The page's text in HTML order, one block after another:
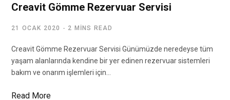
Creavit Gömme Rezervuar Servisi
21 OCAK 2020 2 MINS READ
Creavit Gömme Rezervuar Servisi Günümüzde neredeyse tüm
yaşam alanlarında kendine bir yer edinen rezervuar sistemleri
bakım ve onarım işlemleri için…
Read More